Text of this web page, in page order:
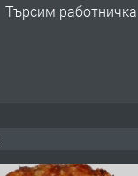
Търсим работничка